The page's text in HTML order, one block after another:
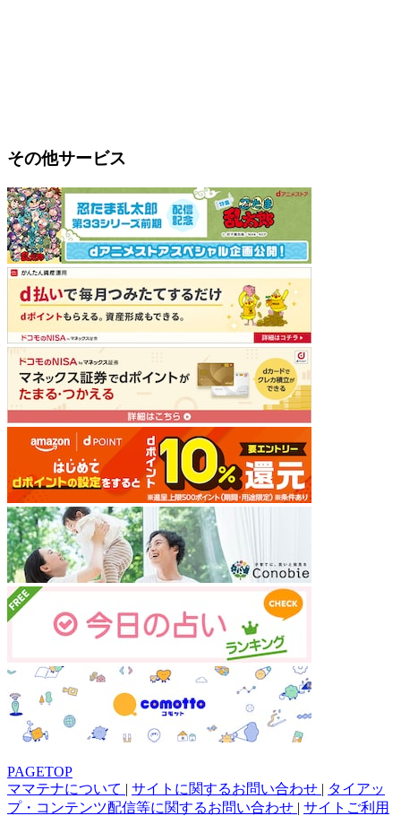
その他サービス
PAGETOP
ママテナについて | サイトに関するお問い合わせ | タイアッ
プ・コンテンツ配信等に関するお問い合わせ | サイトご利用